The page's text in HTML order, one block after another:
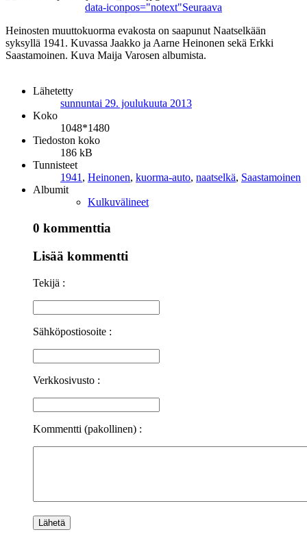
data-iconpos="notext"Seuraava
Heinosten muuttokuorma evakosta on saapunut Naatselkään
syksyllä 1941. Kuvassa Jaakko ja Aarne Heinonen sekä Erkki
Saastamoinen. Kuva Maija Varosen albumista.
Lähetetty
sunnuntai 29. joulukuuta 2013
Koko
1048*1480
Tiedoston koko
186 kB
Tunnisteet
1941 , Heinonen, kuorma-auto, naatselkä, Saastamoinen
Albumit
Kulkuvälineet
0 kommenttia
Lisää kommentti
Tekijä :
Sähköpostiosoite :
Verkkosivusto :
Kommentti (pakollinen) :